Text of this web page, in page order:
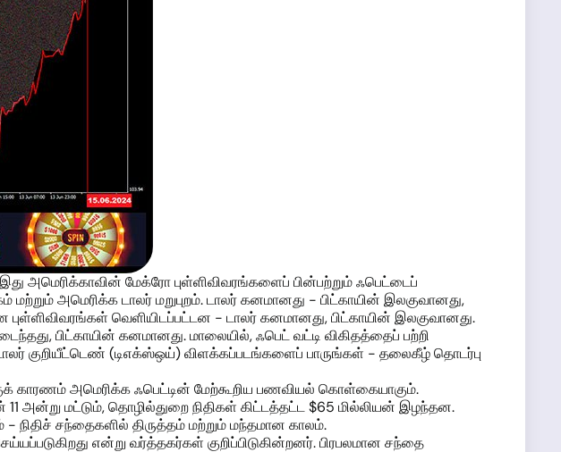
அமெரிக்காவின் மேக்ரோ புள்ளிவிவரங்களைப் பின்பற்றும் ஃபெட்டைப்
அமெரிக்க டாலர் மறுபுறம். டாலர் கனமானது - பிட்காயின் இலகுவானது,
வெளியிடப்பட்டன - டாலர் கனமானது, பிட்காயின் இலகுவானது.
பிட்காயின் கனமானது. மாலையில், ஃபெட் வட்டி விகிதத்தைப் பற்றி
குறியீட்டெண் (டிஎக்ஸ்ஒய்) விளக்கப்படங்களைப் பாருங்கள் - தலைகீழ் தொடர்பு
காரணம் அமெரிக்க ஃபெட்டின் மேற்கூறிய பணவியல் கொள்கையாகும்.
அன்று மட்டும், தொழில்துறை நிதிகள் கிட்டத்தட்ட $65 மில்லியன் இழந்தன.
சந்தைகளில் திருத்தம் மற்றும் மந்தமான காலம்.
என்று வர்த்தகர்கள் குறிப்பிடுகின்றனர். பிரபலமான சந்தை